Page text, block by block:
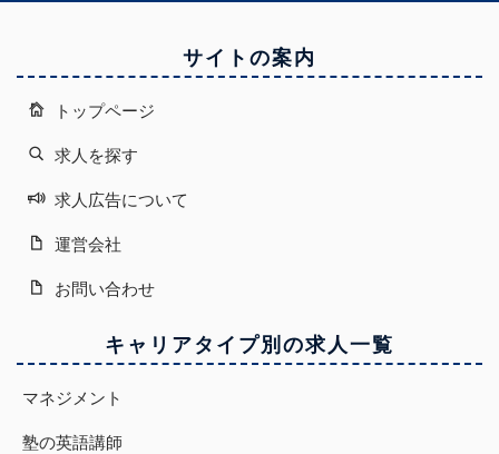
サイトの案内
トップページ
求人を探す
求人広告について
運営会社
お問い合わせ
キャリアタイプ別の求人一覧
マネジメント
塾の英語講師